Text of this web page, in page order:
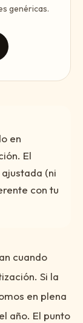
genéricas.
en
El
(ni
con tu
cuando
Si la
en plena
año. El punto